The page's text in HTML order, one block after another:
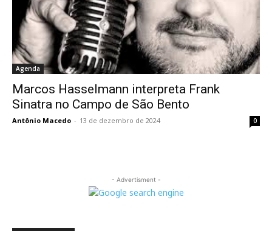
Agenda
Marcos Hasselmann interpreta Frank
Sinatra no Campo de São Bento
Antônio Macedo - 13 de dezembro de 2024 0
- Advertisment -